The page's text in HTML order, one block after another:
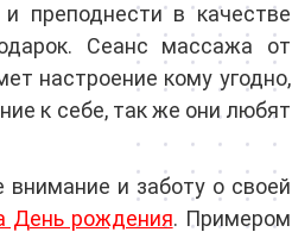
преподнести в качестве
Сеанс массажа от
настроение кому угодно,
к себе, так же они любят
и заботу о своей
День рождения. Примером